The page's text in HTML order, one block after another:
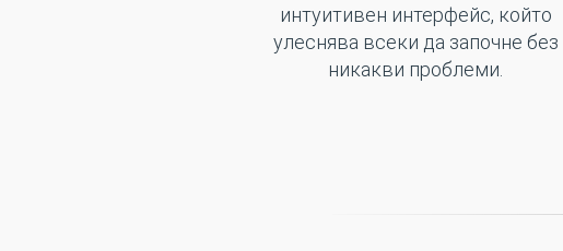
интуитивен интерфейс, който
улеснява всеки да започне без
никакви проблеми.